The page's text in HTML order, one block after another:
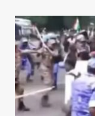
at
s
A
p
p
c
e
b
o
o
k